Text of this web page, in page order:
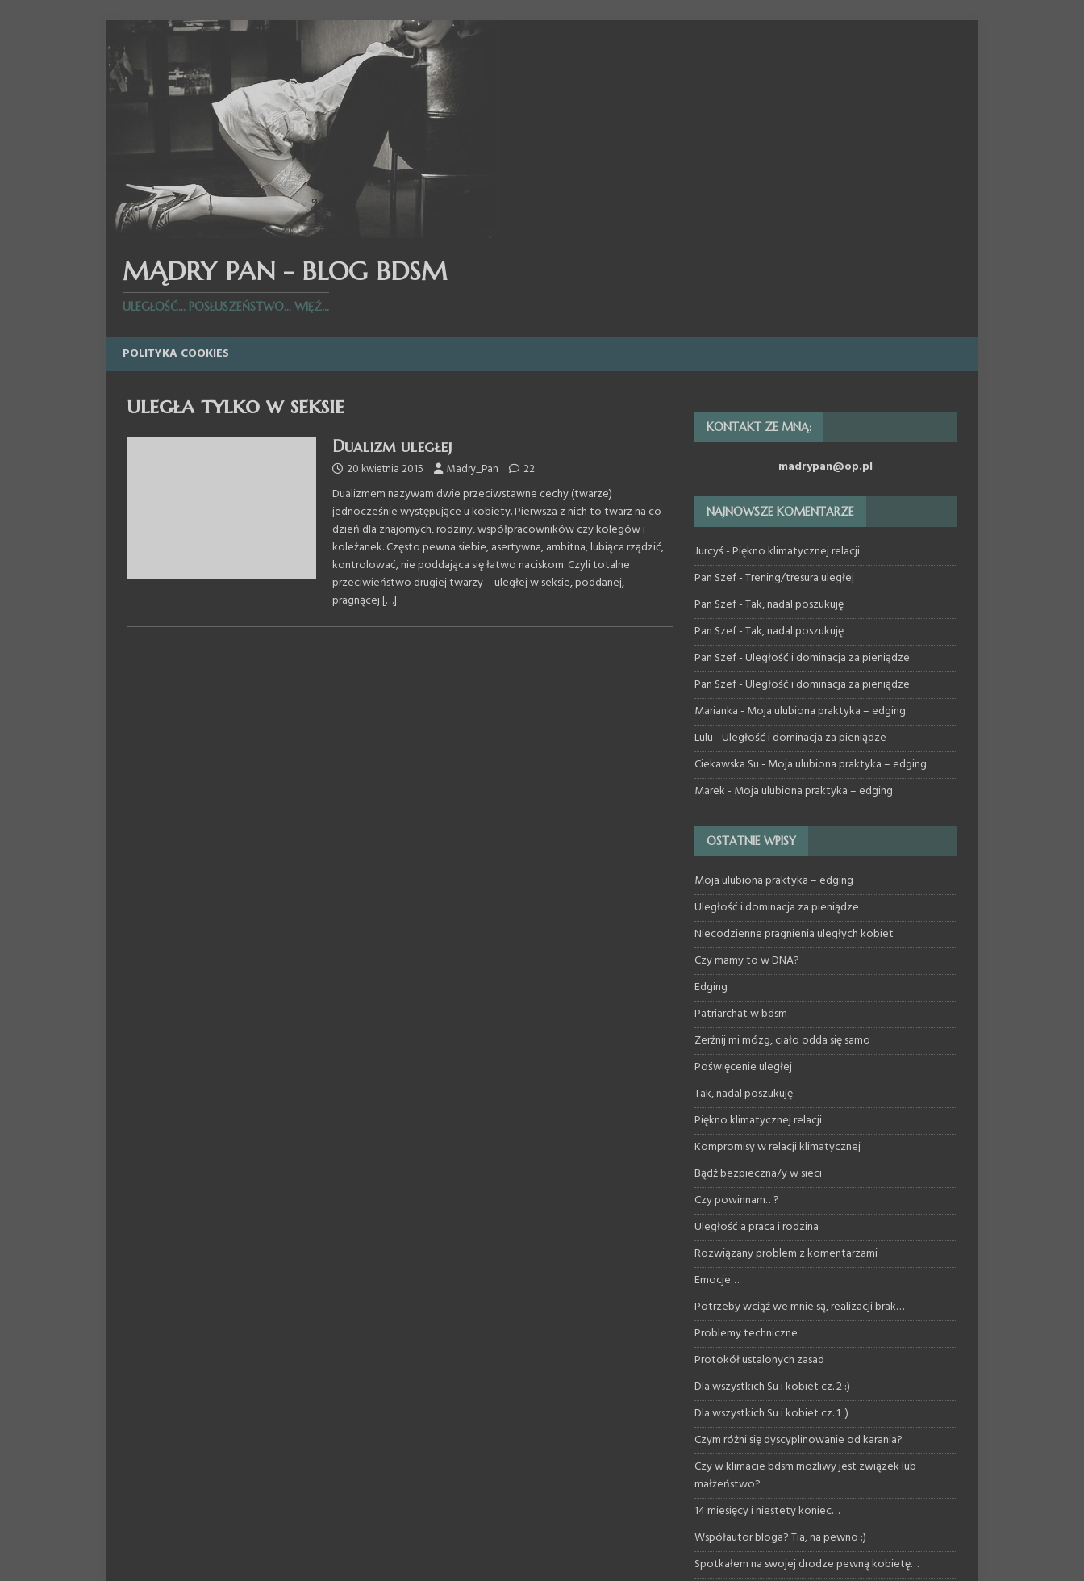
MĄDRY PAN - BLOG BDSM
ULEGŁOŚĆ... POSŁUSZEŃSTWO... WIĘŹ...
POLITYKA COOKIES
uległa tylko w seksie
Dualizm uległej
20 kwietnia 2015 Madry_Pan 22
Dualizmem nazywam dwie przeciwstawne cechy (twarze)
jednocześnie występujące u kobiety. Pierwsza z nich to twarz na co
dzień dla znajomych, rodziny, współpracowników czy kolegów i
koleżanek. Często pewna siebie, asertywna, ambitna, lubiąca rządzić,
kontrolować, nie poddająca się łatwo naciskom. Czyli totalne
przeciwieństwo drugiej twarzy – uległej w seksie, poddanej,
pragnącej[…]
KONTAKT ZE MNĄ:
madrypan@op.pl
NAJNOWSZE KOMENTARZE
Jurcyś-Piękno klimatycznej relacji
Pan Szef-Trening/tresura uległej
Pan Szef-Tak, nadal poszukuję
Pan Szef-Tak, nadal poszukuję
Pan Szef-Uległość i dominacja za pieniądze
Pan Szef-Uległość i dominacja za pieniądze
Marianka- Moja ulubiona praktyka – edging
Lulu-Uległość i dominacja za pieniądze
Ciekawska Su- Moja ulubiona praktyka – edging
Marek- Moja ulubiona praktyka – edging
OSTATNIE WPISY
Moja ulubiona praktyka – edging
Uległość i dominacja za pieniądze
Niecodzienne pragnienia uległych kobiet
Czy mamy to w DNA?
Edging
Patriarchat w bdsm
Zerżnij mi mózg, ciało odda się samo
Poświęcenie uległej
Tak, nadal poszukuję
Piękno klimatycznej relacji
Kompromisy w relacji klimatycznej
Bądź bezpieczna/y w sieci
Czy powinnam…?
Uległość a praca i rodzina
Rozwiązany problem z komentarzami
Emocje…
Potrzeby wciąż we mnie są, realizacji brak…
Problemy techniczne
Protokół ustalonych zasad
Dla wszystkich Su i kobiet cz. 2 :)
Dla wszystkich Su i kobiet cz. 1 :)
Czym różni się dyscyplinowanie od karania?
Czy w klimacie bdsm możliwy jest związek lub
małżeństwo?
14 miesięcy i niestety koniec…
Współautor bloga? Tia, na pewno :)
Spotkałem na swojej drodze pewną kobietę…